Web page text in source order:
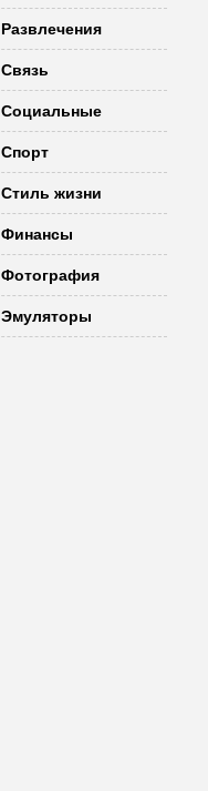
Развлечения
Связь
Социальные
Спорт
Стиль жизни
Финансы
Фотография
Эмуляторы